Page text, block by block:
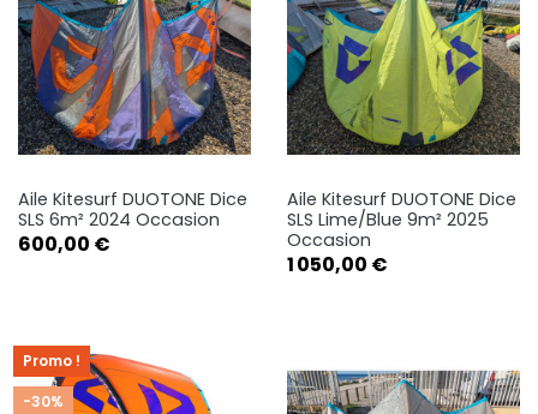
Aile Kitesurf DUOTONE Dice
SLS 6m² 2024 Occasion
Prix
600,00 €
Aile Kitesurf DUOTONE Dice
SLS Lime/Blue 9m² 2025
Occasion
Prix
1 050,00 €
Promo !
-30%